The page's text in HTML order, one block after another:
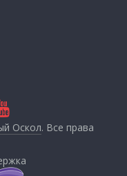
Оскол. Все права